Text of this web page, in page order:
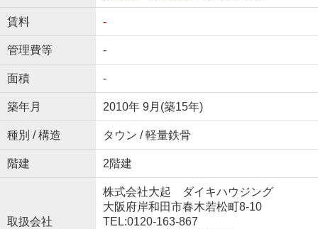
賃料 -
管理費等 -
面積 -
築年月 2010年 9月(築15年)
種別 / 構造 タウン / 軽量鉄骨
階建 2階建
取扱会社
株式会社大起 ダイキハウジング
大阪府岸和田市春木若松町8-10
TEL:0120-163-867